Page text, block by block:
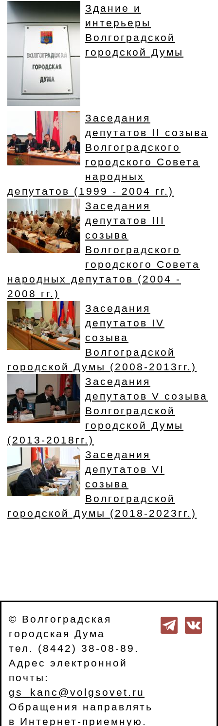
Здание и
интерьеры
Волгоградской
городской Думы
Заседания
депутатов II созыва
Волгоградского
городского Совета
народных
депутатов (1999 - 2004 гг.)
Заседания
депутатов III
созыва
Волгоградского
городского Совета
народных депутатов (2004 -
2008 гг.)
Заседания
депутатов IV
созыва
Волгоградской
городской Думы (2008-2013гг.)
Заседания
депутатов V созыва
Волгоградской
городской Думы
(2013-2018гг.)
Заседания
депутатов VI
созыва
Волгоградской
городской Думы (2018-2023гг.)
© Волгоградская
городская Дума
тел. (8442) 38-08-89.
Адрес электронной
почты:
gs_kanc@volgsovet.ru
Обращения направлять
в Интернет-приемную .